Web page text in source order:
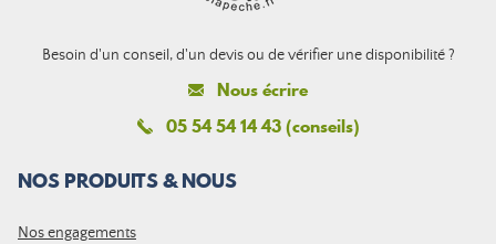
Besoin d'un conseil, d'un devis ou de vérifier une disponibilité ?
Nous écrire
05 54 54 14 43 (conseils)
NOS PRODUITS & NOUS
Nos engagements